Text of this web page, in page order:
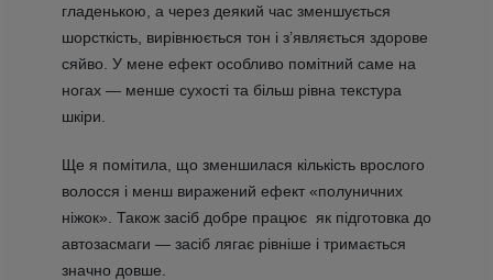
гладенькою, а через деякий час зменшується
шорсткість, вирівнюється тон і з’являється здорове
сяйво. У мене ефект особливо помітний саме на
ногах — менше сухості та більш рівна текстура
шкіри.
Ще я помітила, що зменшилася кількість врослого
волосся і менш виражений ефект «полуничних
ніжок». Також засіб добре працює як підготовка до
автозасмаги — засіб лягає рівніше і тримається
значно довше.